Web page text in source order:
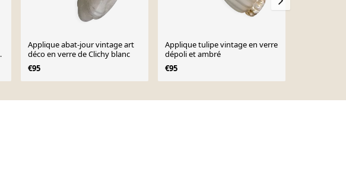
Applique abat-jour vintage art
déco en verre de Clichy blanc
€95
Applique tulipe vintage en verre
dépoli et ambré
€95